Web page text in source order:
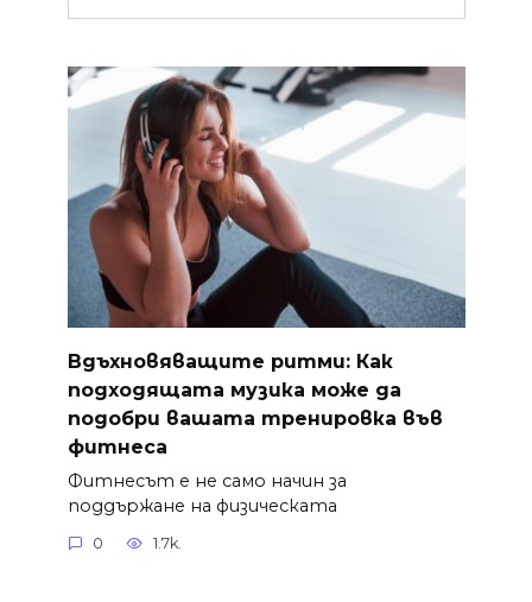
Вдъхновяващите ритми: Как
подходящата музика може да
подобри вашата тренировка във
фитнеса
Фитнесът е не само начин за
поддържане на физическата
0 1.7k.